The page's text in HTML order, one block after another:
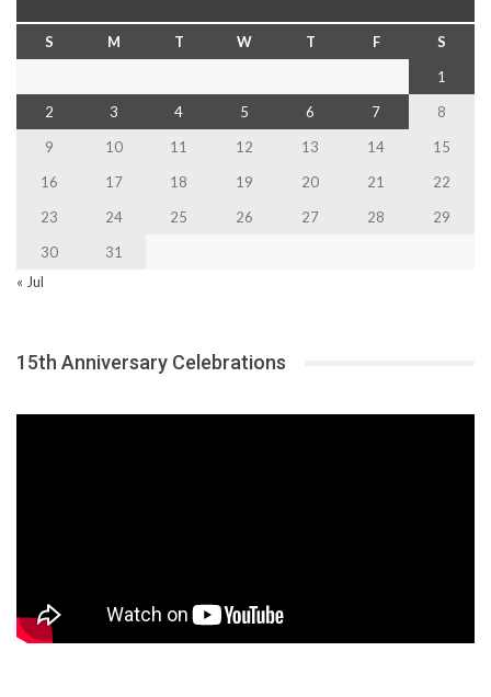
S M T W T F
S
1
2
3 4 5 6 7
8
9
10 11 12 13 14
15
16
17 18 19 20 21
22
23
24 25 26 27 28
29
30
31
« Jul
15th Anniversary Celebrations